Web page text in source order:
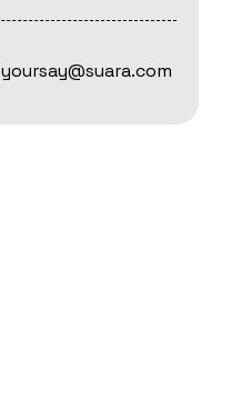
yoursay@suara.com